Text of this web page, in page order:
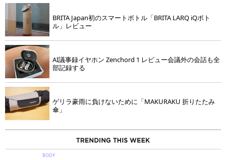
BRITA Japan初のスマートボトル「BRITA LARQ iQボト
ル」レビュー
AI議事録イヤホン Zenchord 1 レビュー会議外の会話も全
部記録する
ゲリラ豪雨に負けないために「MAKURAKU 折りたたみ
傘」
BODY